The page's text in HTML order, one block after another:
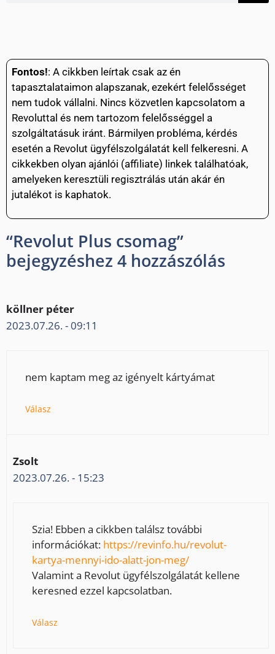
Fontos!: A cikkben leírtak csak az én
tapasztalataimon alapszanak, ezekért felelősséget
nem tudok vállalni. Nincs közvetlen kapcsolatom a
Revoluttal és nem tartozom felelősséggel a
szolgáltatásuk iránt. Bármilyen probléma, kérdés
esetén a Revolut ügyfélszolgálatát kell felkeresni. A
cikkekben olyan ajánlói (affiliate) linkek találhatóak,
amelyeken keresztüli regisztrálás után akár én
jutalékot is kaphatok.
“Revolut Plus csomag”
bejegyzéshez 4 hozzászólás
köllner péter
2023.07.26. - 09:11
nem kaptam meg az igényelt kártyámat
Válasz
Zsolt
2023.07.26. - 15:23
Szia! Ebben a cikkben találsz további
információkat: https://revinfo.hu/revolut-
kartya-mennyi-ido-alatt-jon-meg/
Valamint a Revolut ügyfélszolgálatát kellene
keresned ezzel kapcsolatban.
Válasz